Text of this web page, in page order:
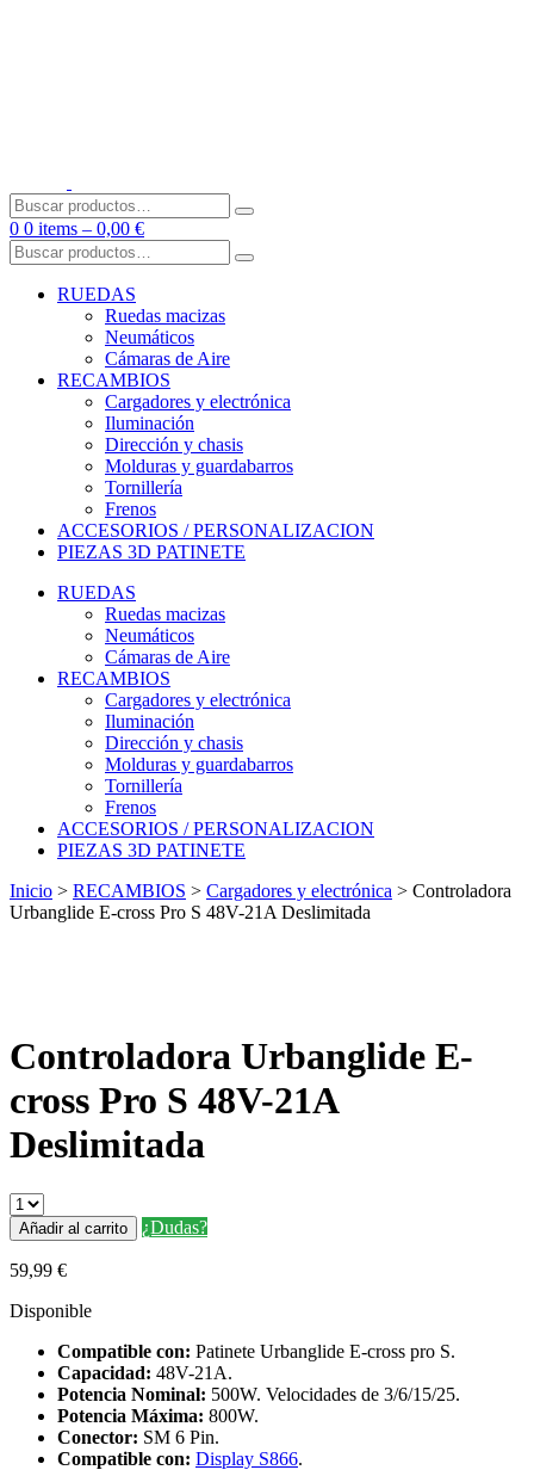
Buscar
por:
0 0 items – 0,00 €
Buscar
por:
RUEDAS
Ruedas macizas
Neumáticos
Cámaras de Aire
RECAMBIOS
Cargadores y electrónica
Iluminación
Dirección y chasis
Molduras y guardabarros
Tornillería
Frenos
ACCESORIOS / PERSONALIZACION
PIEZAS 3D PATINETE
RUEDAS
Ruedas macizas
Neumáticos
Cámaras de Aire
RECAMBIOS
Cargadores y electrónica
Iluminación
Dirección y chasis
Molduras y guardabarros
Tornillería
Frenos
ACCESORIOS / PERSONALIZACION
PIEZAS 3D PATINETE
Inicio > RECAMBIOS > Cargadores y electrónica > Controladora
Urbanglide E-cross Pro S 48V-21A Deslimitada
Controladora Urbanglide E-
cross Pro S 48V-21A
Deslimitada
Añadir al carrito ¿Dudas?
59,99 €
Disponible
Compatible con: Patinete Urbanglide E-cross pro S.
Capacidad: 48V-21A.
Potencia Nominal: 500W. Velocidades de 3/6/15/25.
Potencia Máxima: 800W.
Conector: SM 6 Pin.
Compatible con: Display S866.